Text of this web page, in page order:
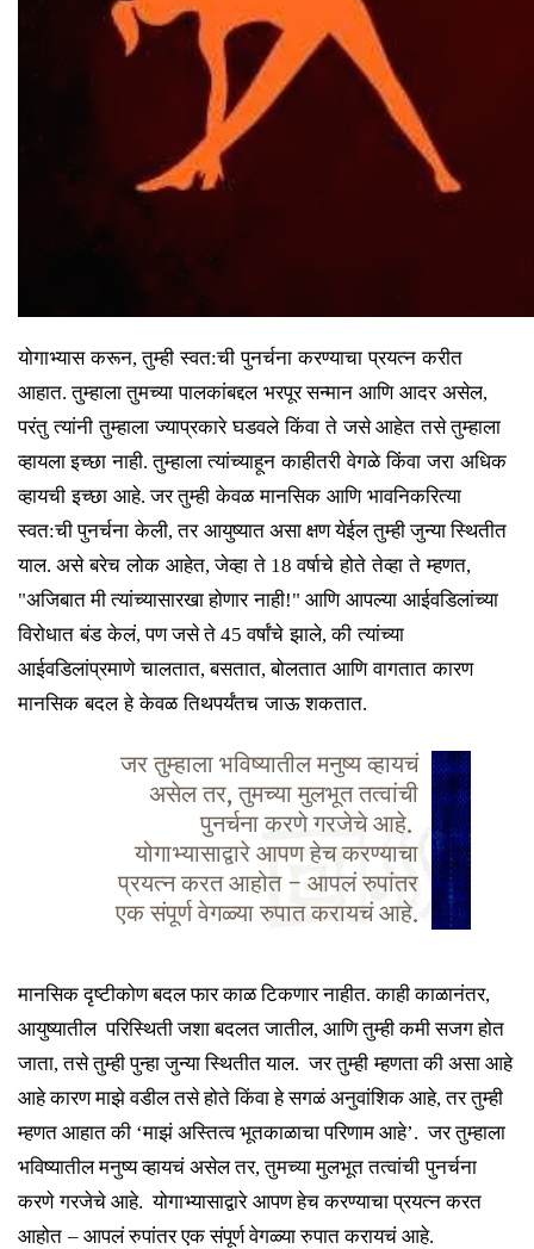
योगाभ्यास करून,तुम्ही स्वत:ची पुनर्चना करण्याचा प्रयत्न करीत
आहात.तुम्हाला तुमच्या पालकांबद्दल भरपूरसन्मान आणि आदर असेल,
परंतु त्यांनी तुम्हाला ज्याप्रकारे घडवले किंवा ते जसे आहेत तसे तुम्हाला
व्हायलाइच्छा नाही.तुम्हाला त्यांच्याहून काहीतरी वेगळे किंवा जरा अधिक
व्हायची इच्छा आहे.जर तुम्ही केवळ मानसिक आणि भावनिकरित्या
स्वत:ची पुनर्चना केली,तर आयुष्यात असा क्षण येईल तुम्ही जुन्यास्थितीत
याल. असे बरेच लोक आहेत,जेव्हा ते 18वर्षाचे होते तेव्हा ते म्हणत,
"अजिबातमी त्यांच्यासारखा होणार नाही!" आणि आपल्या आईवडिलांच्या
विरोधात बंड केलं,पण जसे ते 45वर्षांचे झाले,की त्यांच्या
आईवडिलांप्रमाणे चालतात,बसतात,बोलतात आणि वागतात कारण
मानसिक बदल हे केवळ तिथपर्यंतच जाऊ शकतात.
जर तुम्हाला भविष्यातील मनुष्य व्हायचं
असेल तर, तुमच्या मुलभूत तत्वांची
पुनर्चना करणे गरजेचे आहे.
योगाभ्यासाद्वारे आपण हेच करण्याचा
प्रयत्न करत आहोत – आपलं रुपांतर
एक संपूर्ण वेगळ्या रुपात करायचं आहे.
मानसिक दृष्टीकोणबदलफार काळटिकणार नाहीत. काही काळानंतर,
आयुष्यातील परिस्थितीजशाबदलत जातील, आणि तुम्हीकमीसजग होत
जाता, तसे तुम्ही पुन्हा जुन्या स्थितीतयाल. जरतुम्ही म्हणताकी असा आहे
आहे कारण माझे वडील तसे होते किंवा हेसगळं अनुवांशिक आहे, तरतुम्ही
म्हणत आहातकी ‘माझं अस्तित्वभूतकाळाचा परिणाम आहे’. जरतुम्हाला
भविष्यातीलमनुष्यव्हायचं असेल तर,तुमच्यामुलभूततत्वांची पुनर्चना
करणे गरजेचे आहे. योगाभ्यासाद्वारे आपण हेच करण्याचा प्रयत्न करत
आहोत – आपलं रुपांतर एक संपूर्ण वेगळ्या रुपात करायचं आहे.